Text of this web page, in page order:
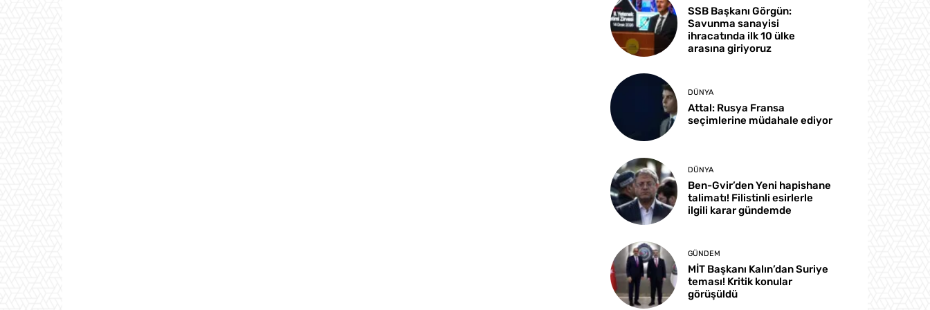
SSB Başkanı Görgün:
Savunma sanayisi
ihracatında ilk 10 ülke
arasına giriyoruz
DÜNYA
Attal: Rusya Fransa
seçimlerine müdahale ediyor
DÜNYA
Ben-Gvir’den Yeni hapishane
talimatı! Filistinli esirlerle
ilgili karar gündemde
GÜNDEM
MİT Başkanı Kalın’dan Suriye
teması! Kritik konular
görüşüldü